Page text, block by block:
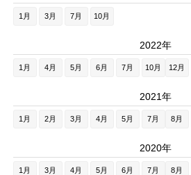
1月 3月 7月 10月
2022年
1月 4月 5月 6月 7月 10月 12月
2021年
1月 2月 3月 4月 5月 7月 8月
2020年
1月 3月 4月 5月 6月 7月 8月